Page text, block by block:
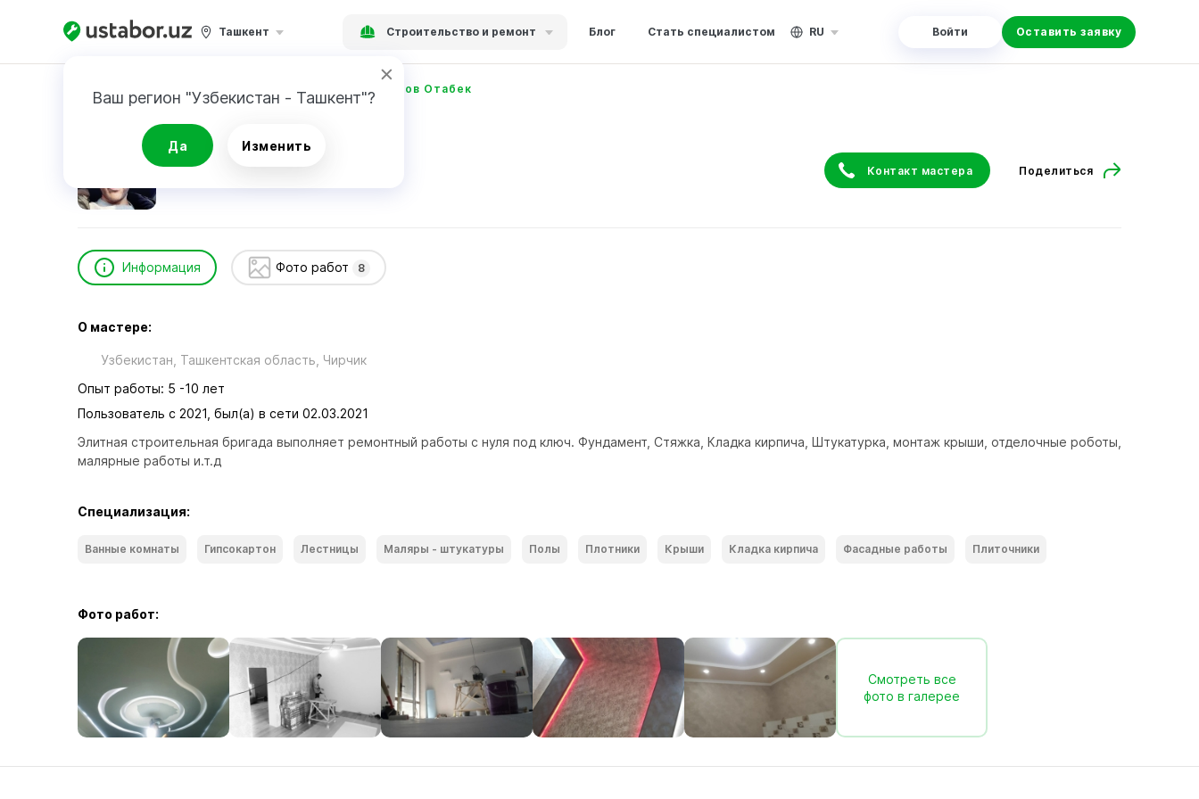
Ташкент Строительство и ремонт Блог Стать специалистом RU Войти Оставить заявку
Ваш регион "Узбекистан - Ташкент"?
Да Изменить
Главная Строительство и ремонт Журакулов Отабек
Журакулов Отабек
Контакт мастера Поделиться
Информация Фото работ 8
О мастере:
Узбекистан, Ташкентская область, Чиpчик
Опыт работы: 5 -10 лет
Пользователь с 2021, был(а) в сети 02.03.2021
Элитная строительная бригада выполняет ремонтный работы с нуля под ключ. Фундамент, Стяжка, Кладка кирпича, Штукатурка, монтаж крыши, отделочные роботы,
малярные работы и.т.д
Специализация:
Ванные комнаты Гипсокартон Лестницы Маляры - штукатуры Полы Плотники Крыши Кладка кирпича Фасадные работы Плиточники
Фото работ:
Смотреть все
фото в галерее